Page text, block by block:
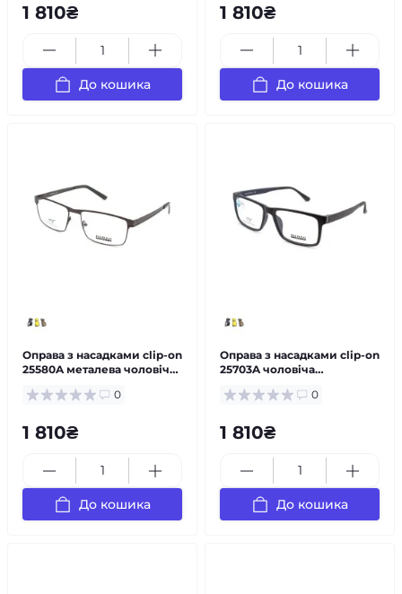
1 810₴
До кошика
1 810₴
До кошика
Оправа з насадками clip-on
25580A металева чоловіча
0
1 810₴
До кошика
Оправа з насадками clip-on
25703A чоловіча
0
1 810₴
До кошика